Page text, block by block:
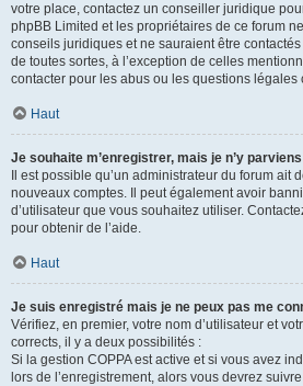
votre place, contactez un conseiller juridique
phpBB Limited et les propriétaires de ce forum
conseils juridiques et ne sauraient être
de toutes sortes, à l’exception de celles
contacter pour les abus ou les questions légales
Haut
Je souhaite m’enregistrer, mais je n’y
Il est possible qu’un administrateur du forum ait
nouveaux comptes. Il peut également avoir
d’utilisateur que vous souhaitez utiliser.
pour obtenir de l’aide.
Haut
Je suis enregistré mais je ne peux pas me
Vérifiez, en premier, votre nom d’utilisateur et
corrects, il y a deux possibilités :
Si la gestion COPPA est active et si vous avez
lors de l’enregistrement, alors vous devrez